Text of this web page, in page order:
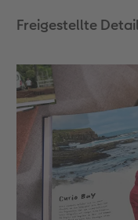
Freigestellte